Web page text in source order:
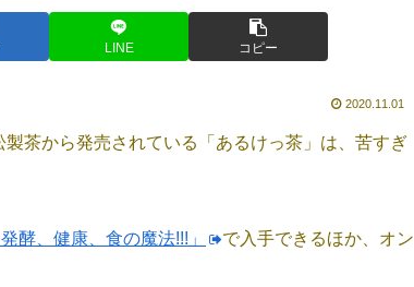
LINE コピー
2020.11.01
製茶から発売されている「あるけっ茶」は、苦すぎ
酵、健康、食の魔法!!!」
で入手できるほか、オン